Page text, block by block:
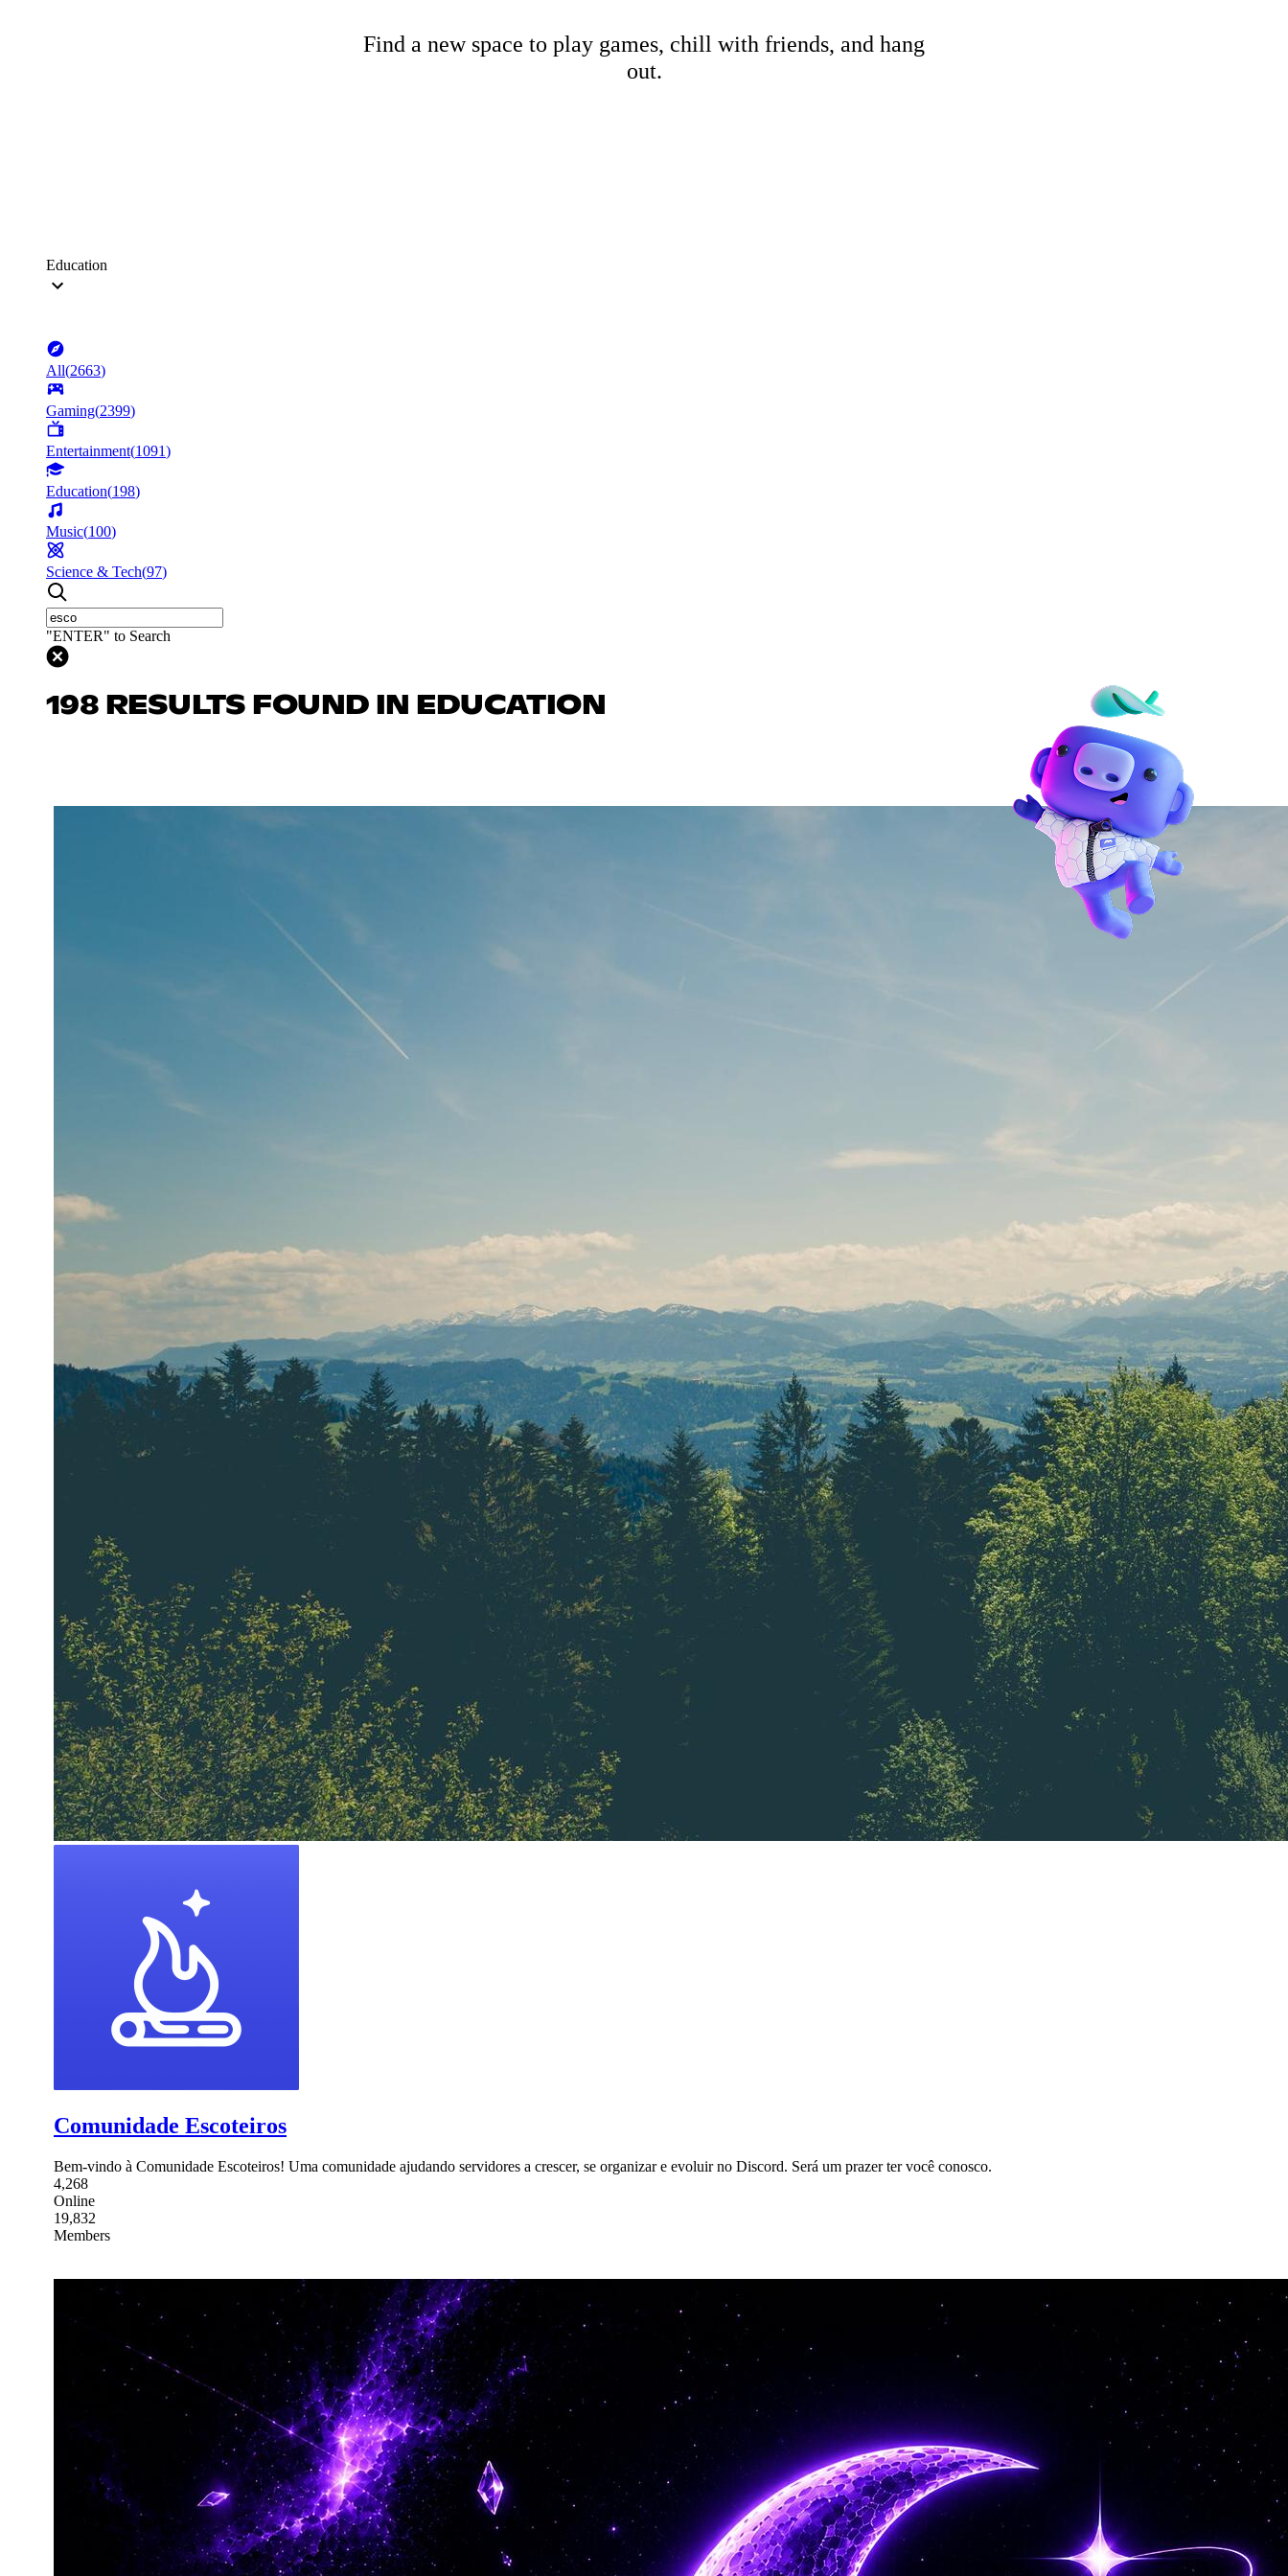
Find a new space to play games, chill with friends, and hang
out.
Education
All(2663)
Gaming(2399)
Entertainment(1091)
Education(198)
Music(100)
Science & Tech(97)
"ENTER" to Search
198 RESULTS FOUND IN EDUCATION
Comunidade Escoteiros
Bem-vindo à Comunidade Escoteiros! Uma comunidade ajudando servidores a crescer, se organizar e evoluir no Discord. Será um prazer ter você conosco.
4,268
Online
19,832
Members